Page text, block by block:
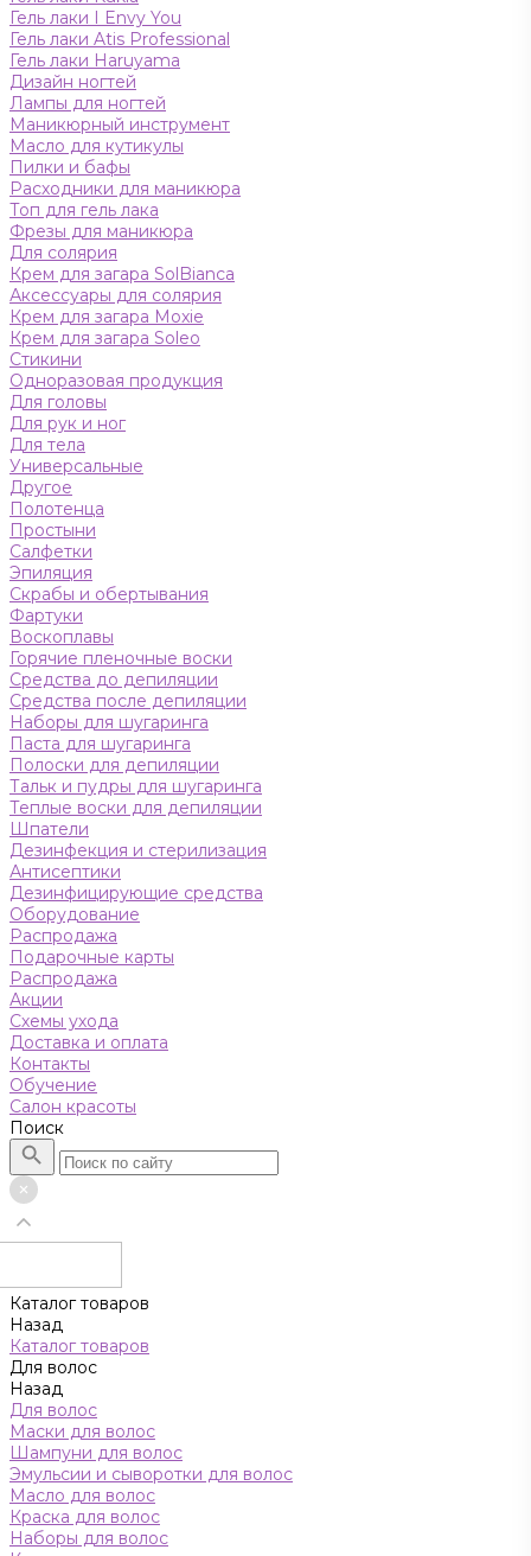
Гель лаки I Envy You
Гель лаки Atis Professional
Гель лаки Haruyama
Дизайн ногтей
Лампы для ногтей
Маникюрный инструмент
Масло для кутикулы
Пилки и бафы
Расходники для маникюра
Топ для гель лака
Фрезы для маникюра
Для солярия
Крем для загара SolBianca
Аксессуары для солярия
Крем для загара Moxie
Крем для загара Soleo
Стикини
Одноразовая продукция
Для головы
Для рук и ног
Для тела
Универсальные
Другое
Полотенца
Простыни
Салфетки
Эпиляция
Скрабы и обертывания
Фартуки
Воскоплавы
Горячие пленочные воски
Средства до депиляции
Средства после депиляции
Наборы для шугаринга
Паста для шугаринга
Полоски для депиляции
Тальк и пудры для шугаринга
Теплые воски для депиляции
Шпатели
Дезинфекция и стерилизация
Антисептики
Дезинфицирующие средства
Оборудование
Распродажа
Подарочные карты
Распродажа
Акции
Схемы ухода
Доставка и оплата
Контакты
Обучение
Салон красоты
Поиск
Каталог товаров
Назад
Каталог товаров
Для волос
Назад
Для волос
Маски для волос
Шампуни для волос
Эмульсии и сыворотки для волос
Масло для волос
Краска для волос
Наборы для волос